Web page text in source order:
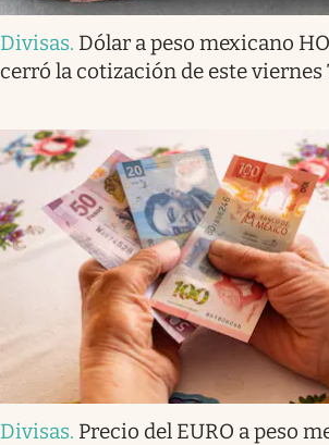
Divisas. Dólar a peso mexicano
cerró la cotización de este viernes
Divisas. Precio del EURO a peso